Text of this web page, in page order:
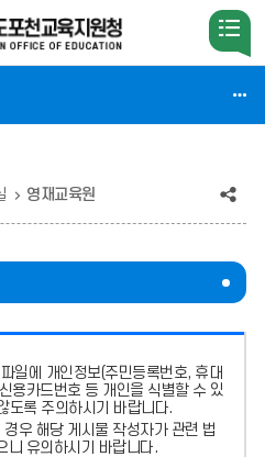
영재교육원
공
(상
태
일에 개인정보(주민등록번호, 휴대
용카드번호 등 개인을 식별할 수 있
도록 주의 하시기 바랍니다.
우 해당 게시물 작성자가 관련 법
니 유의하시기 바랍니다.